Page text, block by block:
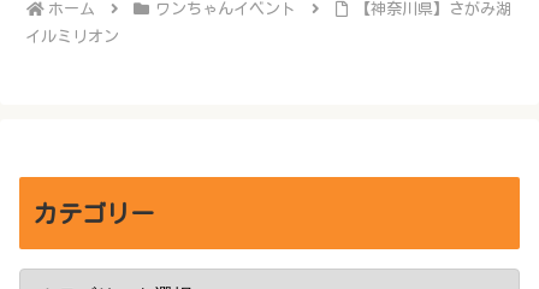
ホーム ワンちゃんイベント
【神奈川県】さがみ湖
イルミリオン
カテゴリー